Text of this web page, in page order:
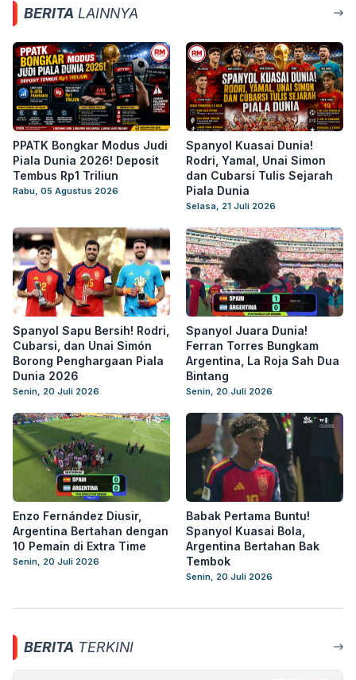
BERITA LAINNYA
PPATK Bongkar Modus Judi
Piala Dunia 2026! Deposit
Tembus Rp1 Triliun
Rabu, 05 Agustus 2026
Spanyol Kuasai Dunia!
Rodri, Yamal, Unai Simon
dan Cubarsi Tulis Sejarah
Piala Dunia
Selasa, 21 Juli 2026
Spanyol Sapu Bersih! Rodri,
Cubarsi, dan Unai Simón
Borong Penghargaan Piala
Dunia 2026
Senin, 20 Juli 2026
Spanyol Juara Dunia!
Ferran Torres Bungkam
Argentina, La Roja Sah Dua
Bintang
Senin, 20 Juli 2026
Enzo Fernández Diusir,
Argentina Bertahan dengan
10 Pemain di Extra Time
Senin, 20 Juli 2026
Babak Pertama Buntu!
Spanyol Kuasai Bola,
Argentina Bertahan Bak
Tembok
Senin, 20 Juli 2026
BERITA TERKINI